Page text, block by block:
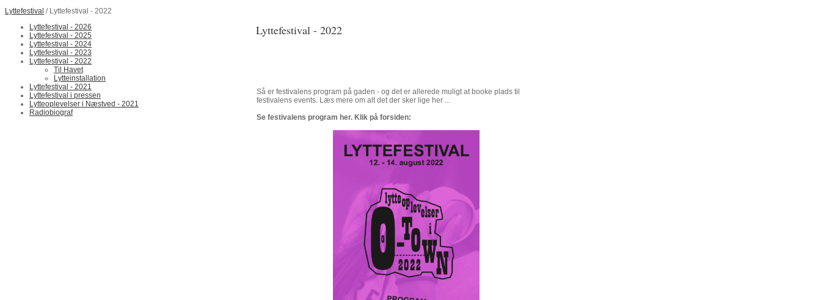
Lyttefestival / Lyttefestival - 2022
Lyttefestival - 2026
Lyttefestival - 2025
Lyttefestival - 2024
Lyttefestival - 2023
Lyttefestival - 2022
Til Havet
Lytteinstallation
Lyttefestival - 2021
Lyttefestival i pressen
Lytteoplevelser i Næstved - 2021
Radiobiograf
Lyttefestival - 2022
Så er festivalens program på gaden - og det er allerede muligt at booke plads til
festivalens events. Læs mere om alt det der sker lige her ...
Se festivalens program her. Klik på forsiden: